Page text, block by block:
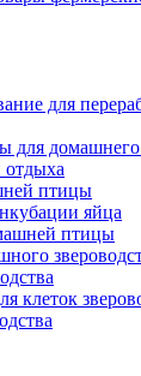
для
для
отдыха
птицы
яйца
птицы
клеток